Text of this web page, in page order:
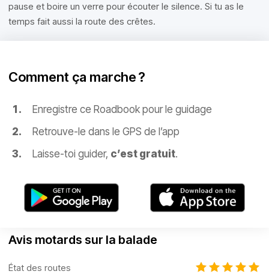
pause et boire un verre pour écouter le silence. Si tu as le
temps fait aussi la route des crêtes.
Comment ça marche ?
Enregistre ce Roadbook pour le guidage
Retrouve-le dans le GPS de l’app
Laisse-toi guider, c’est gratuit.
Avis motards sur la balade
État des routes